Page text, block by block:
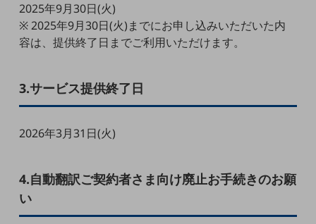
コミュニケーション・情報共有
マーケティング
災害対策
職場環境整備
セキュリティ対策
2025年9月30日(火)
※ 2025年9月30日(火)までにお申し込みいただいた内
容は、提供終了日までご利用いただけます。
3.サービス提供終了日
2026年3月31日(火)
4.自動翻訳ご契約者さま向け廃止お手続きのお願
い